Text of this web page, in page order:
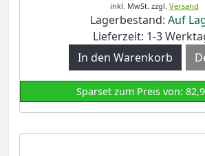
inkl. MwSt. zzgl. Versand
Lagerbestand: Auf
Lieferzeit: 1-3
Sparset zum Preis von: